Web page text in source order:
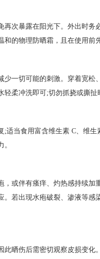
次暴露在阳光下。外出时务
的物理防晒霜，且在使用前
切可能的刺激。穿着宽松
柔冲洗即可;切勿抓挠或撕扯
当食用富含维生素 C、维生
或伴有瘙痒、灼热感持续加
。若出现水疱破裂、渗液等
晒伤后需密切观察皮损变化